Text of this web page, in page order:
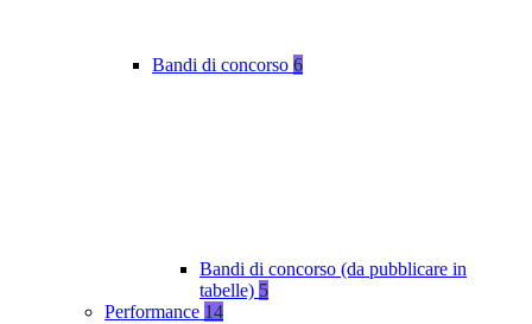
Bandi di concorso 6
Bandi di concorso (da pubblicare in
tabelle) 5
Performance 14